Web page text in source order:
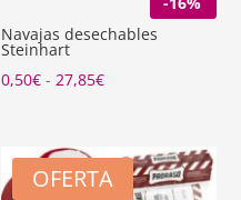
Navajas desechables
Steinhart
0,50€ - 27,85€Rango
desde
0,50€
OFERTA